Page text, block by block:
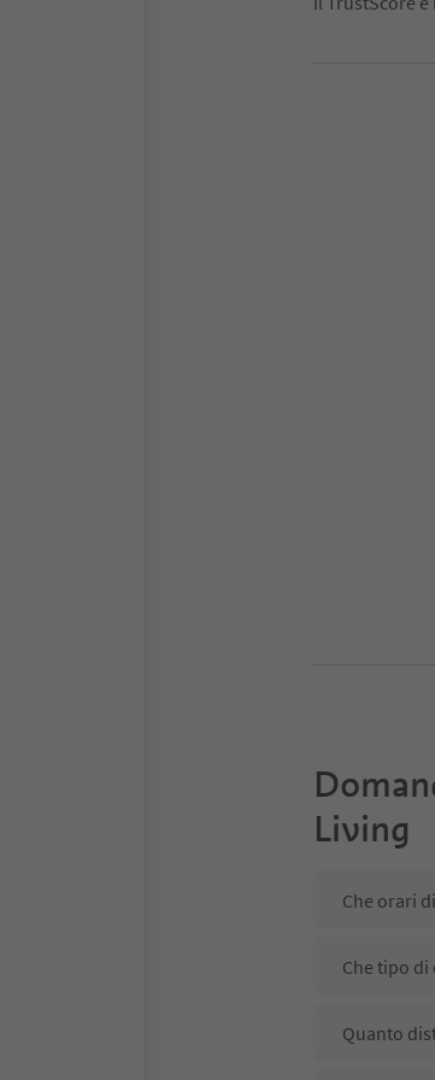
Living
Che orari
Che tipo di
Quanto